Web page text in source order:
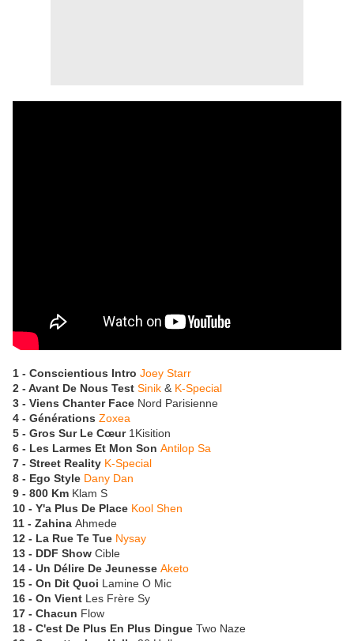
1 - Conscientious Intro Joey Starr
2 - Avant De Nous Test Sinik & K-Special
3 - Viens Chanter Face Nord Parisienne
4 - Générations Zoxea
5 - Gros Sur Le Cœur1Kisition
6 - Les Larmes Et Mon Son Antilop Sa
7 - Street Reality K-Special
8 - Ego Style Dany Dan
9 - 800 Km Klam S
10 - Y'a Plus De Place Kool Shen
11 - Zahina Ahmede
12 - La Rue Te Tue Nysay
13 - DDF Show Cible
14 - Un Délire De Jeunesse Aketo
15 - On Dit Quoi Lamine O Mic
16 - On Vient Les Frère Sy
17 - Chacun Flow
18 - C'est De Plus En Plus Dingue Two Naze